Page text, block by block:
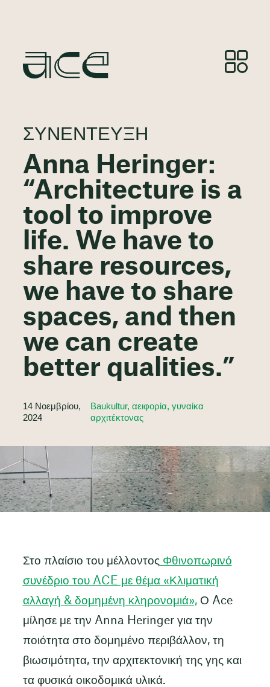
ΣΥΝΈΝΤΕΥΞΗ
Anna Heringer:
“Architecture is a
tool to improve
life. We have to
share resources,
we have to share
spaces, and then
we can create
better qualities.”
14 Νοεμβρίου,
2024
Baukultur, αειφορία, γυναίκα
αρχιτέκτονας
Στο πλαίσιο του μέλλοντος Φθινοπωρινό
συνέδριο του ACE με θέμα «Κλιματική
αλλαγή & δομημένη κληρονομιά»,Ο Ace
μίλησε με την Anna Heringer για την
ποιότητα στο δομημένο περιβάλλον, τη
βιωσιμότητα, την αρχιτεκτονική της γης και
τα φυσικά οικοδομικά υλικά.